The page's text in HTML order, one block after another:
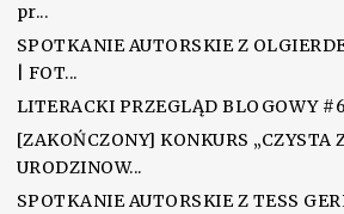
pr...
SPOTKANIE AUTORSKIE Z
| FOT...
LITERACKI PRZEGLĄD BLOGOWY #6
[ZAKOŃCZONY] KONKURS „CZYSTA
URODZINOW...
SPOTKANIE AUTORSKIE Z TESS